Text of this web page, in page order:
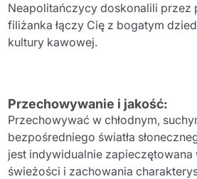
Neapolitańczycy doskonalili przez
filiżanka łączy Cię z bogatym
kultury kawowej.
Przechowywanie i jakość:
Przechowywać w chłodnym,
bezpośredniego światła
jest indywidualnie zapieczętowana
świeżości i zachowania